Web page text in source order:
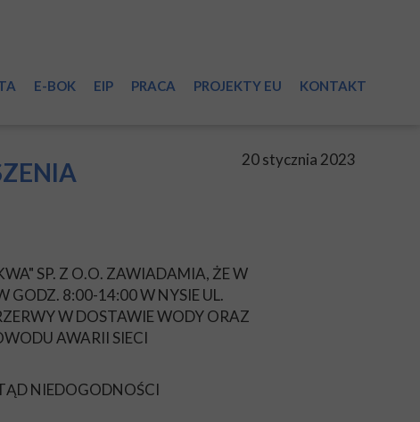
20 stycznia 2023
SP. Z O.O. ZAWIADAMIA, ŻE W
GODZ. 8:00-14:00 W NYSIE UL.
W DOSTAWIE WODY ORAZ
AWARII SIECI
NIEDOGODNOŚCI
E-BOK EIP PRACA PROJEKTY EU KONTAKT